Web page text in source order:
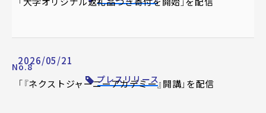
2026/05/21
No.8
プレスリリース
「『ネクストジャーニーアカデミー』開講」を配信